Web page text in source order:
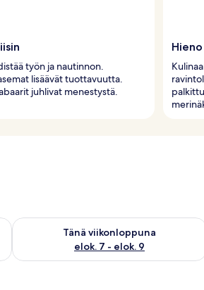
työn ja nautinnon.
lisäävät tuottavuutta.
juhlivat menestystä.
9
Tänä viikonloppuna
elok. 7 - elok. 9
Tarkista tämän viikonlopun saatavuus